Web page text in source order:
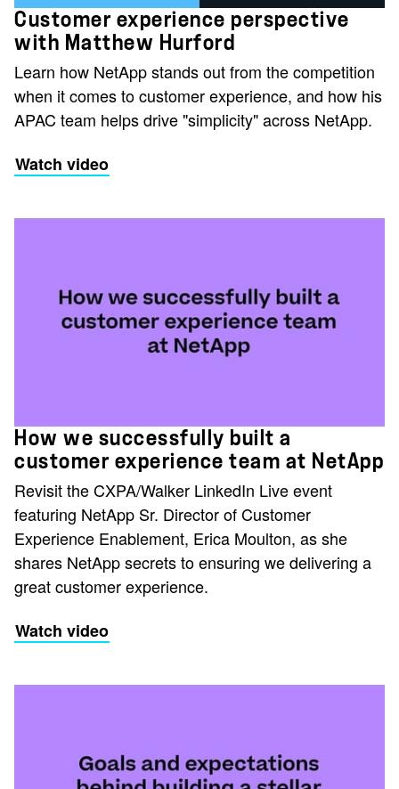
Customer experience perspective
with Matthew Hurford
Learn how NetApp stands out from the competition
when it comes to customer experience, and how his
APAC team helps drive "simplicity" across NetApp.
Watch video
How we successfully built a
customer experience team at NetApp
Revisit the CXPA/Walker LinkedIn Live event
featuring NetApp Sr. Director of Customer
Experience Enablement, Erica Moulton, as she
shares NetApp secrets to ensuring we delivering a
great customer experience.
Watch video